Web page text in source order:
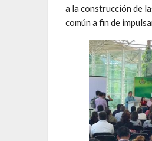
a la construcción de
común a fin de